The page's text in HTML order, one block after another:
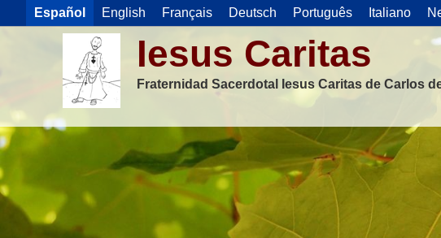
Español English Français Deutsch Português Italiano
Iesus Caritas
Fraternidad Sacerdotal Iesus Caritas de Carlos